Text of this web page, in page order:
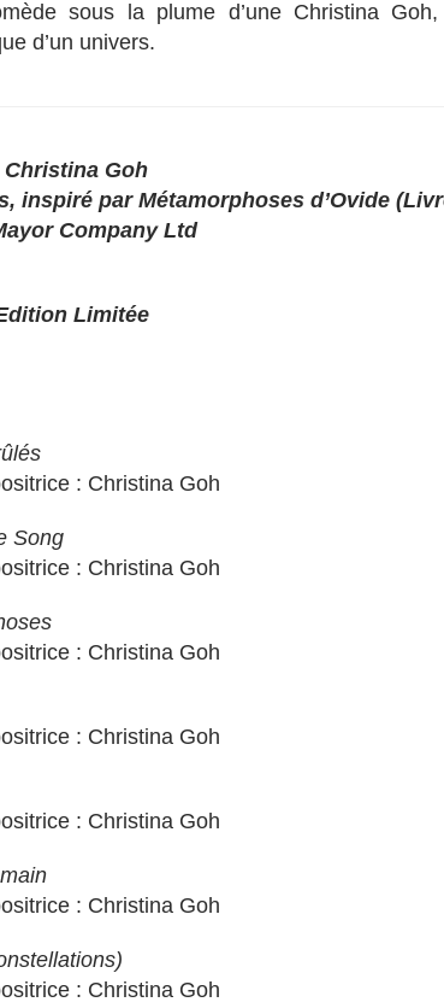
sous la plume d’une Christina
d’un univers.
Goh
inspiré par Métamorphoses d’Ovide
Company Ltd
Limitée
: Christina Goh
Song
: Christina Goh
: Christina Goh
: Christina Goh
: Christina Goh
: Christina Goh
: Christina Goh